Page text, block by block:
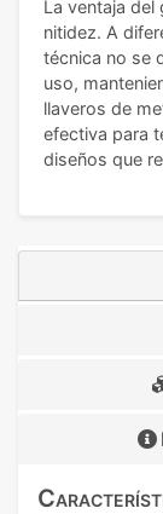
La ventaja del
nitidez. A
técnica no se
uso,
llaveros de
efectiva para
diseños que